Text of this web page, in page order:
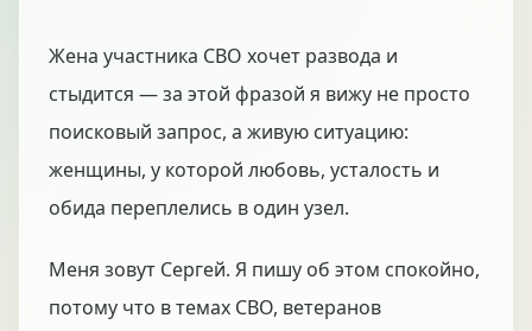
Жена участника СВО хочет развода и
стыдится — за этой фразой я вижу не просто
поисковый запрос, а живую ситуацию:
женщины, у которой любовь, усталость и
обида переплелись в один узел.
Меня зовут Сергей. Я пишу об этом спокойно,
потому что в темах СВО, ветеранов